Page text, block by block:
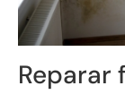
Reparar